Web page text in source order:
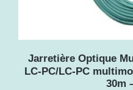
Jarretière Optique
LC-PC/LC-PC
30m